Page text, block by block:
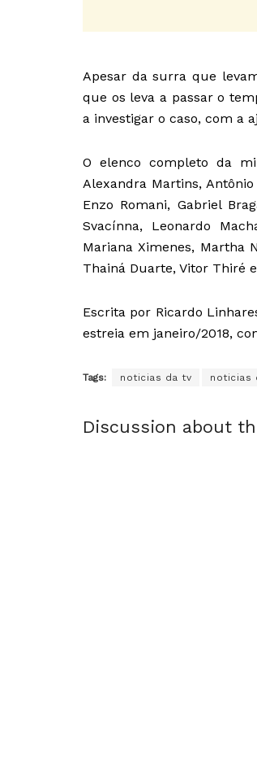
Apesar da surra que
que os leva a passar o
a investigar o caso, com a
O elenco completo da
Alexandra Martins,
Enzo Romani, Gabriel
Svacínna, Leonardo
Mariana Ximenes, Martha
Thainá Duarte, Vitor Thiré
Escrita por Ricardo
estreia em janeiro/2018,
Tags: noticias da tv noticias
Discussion about